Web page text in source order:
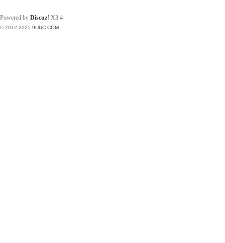
Powered by Discuz! X3.4
© 2012-2025 9UUC.COM